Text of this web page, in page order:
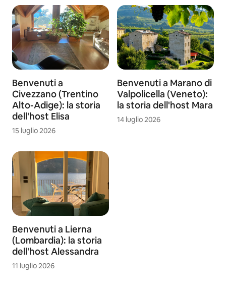
Benvenuti a
Civezzano (Trentino
Alto-Adige): la storia
dell'host Elisa
15 luglio 2026
Benvenuti a Marano di
Valpolicella (Veneto):
la storia dell'host Mara
14 luglio 2026
Benvenuti a Lierna
(Lombardia): la storia
dell'host Alessandra
11 luglio 2026